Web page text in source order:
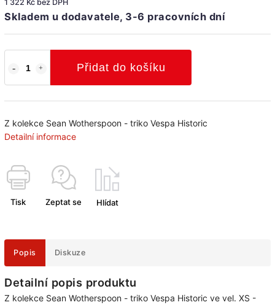
1 322 Kč bez DPH
Skladem u dodavatele, 3-6 pracovních dní
Přidat do košíku
Z kolekce Sean Wotherspoon - triko Vespa Historic
Detailní informace
Tisk Zeptat se Hlídat
Popis Diskuze
Detailní popis produktu
Z kolekce Sean Wotherspoon - triko Vespa Historic ve vel. XS -